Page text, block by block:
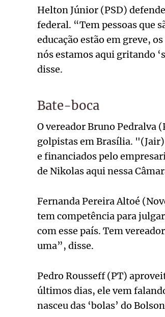
Helton Júnior (PSD)
federal. “Tem pessoas que
educação estão em greve,
nós estamos aqui gritando
disse.
Bate-boca
O vereador Bruno Pedralva
golpistas em Brasília.
e financiados pelo
de Nikolas aqui nessa
Fernanda Pereira Altoé
tem competência para
com esse país. Tem
uma”, disse.
Pedro Rousseff (PT)
últimos dias, ele vem
nasceu das ‘bolas’ do